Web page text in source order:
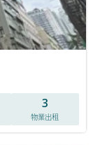
3
物業出租